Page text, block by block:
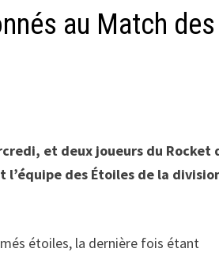
au Match des
et deux joueurs du Rocket
des Étoiles de la
étoiles, la dernière fois étant